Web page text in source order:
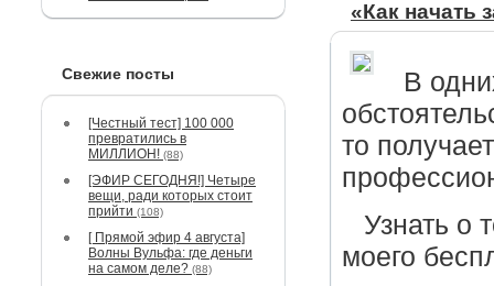
Свежие посты
[Честный тест] 100 000
превратились в
МИЛЛИОН! (88)
[ЭФИР СЕГОДНЯ!] Четыре
вещи, ради которых стоит
прийти (108)
[ Прямой эфир 4 августа]
Волны Вульфа: где деньги
на самом деле? (88)
«Как начать
В
то
Узнать о
моего